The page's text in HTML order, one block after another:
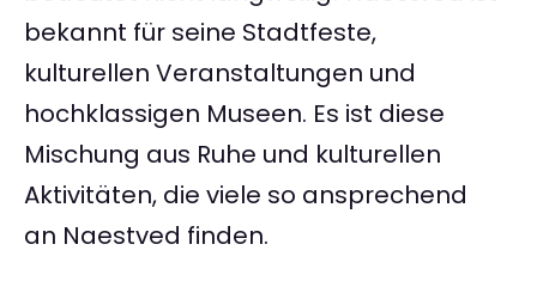
bekannt für seine Stadtfeste,
kulturellen Veranstaltungen und
hochklassigen Museen. Es ist diese
Mischung aus Ruhe und kulturellen
Aktivitäten, die viele so ansprechend
an Naestved finden.